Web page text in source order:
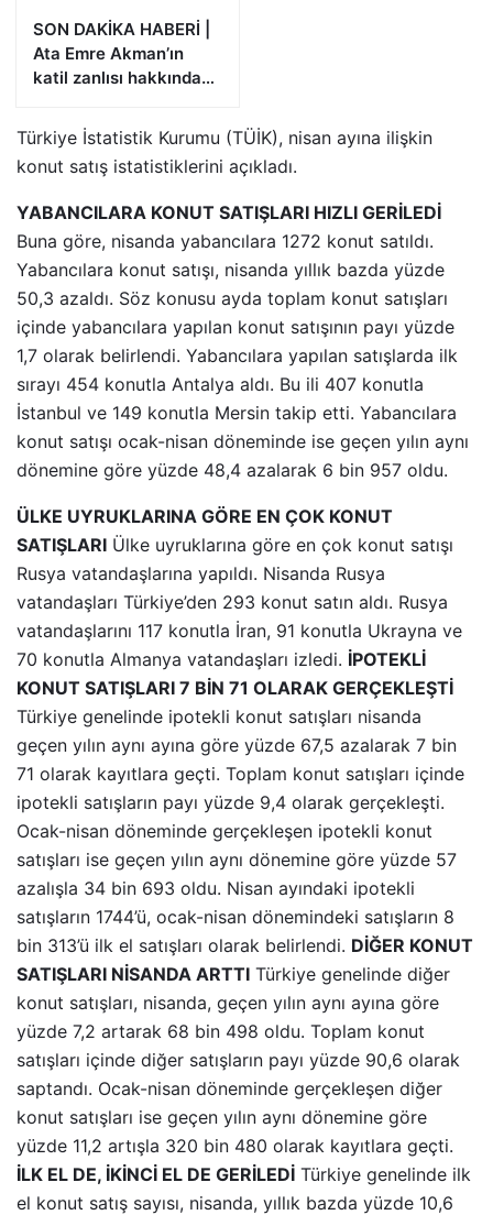
SON DAKİKA HABERİ |
Ata Emre Akman’ın
katil zanlısı hakkında
Türkiye İstatistik Kurumu (TÜİK), nisan ayına ilişkin
konut satış istatistiklerini açıkladı.
YABANCILARA KONUT SATIŞLARI HIZLI GERİLEDİ
Buna göre, nisanda yabancılara 1272 konut satıldı.
Yabancılara konut satışı, nisanda yıllık bazda yüzde
50,3 azaldı. Söz konusu ayda toplam konut satışları
içinde yabancılara yapılan konut satışının payı yüzde
1,7 olarak belirlendi. Yabancılara yapılan satışlarda ilk
sırayı 454 konutla Antalya aldı. Bu ili 407 konutla
İstanbul ve 149 konutla Mersin takip etti. Yabancılara
konut satışı ocak-nisan döneminde ise geçen yılın aynı
dönemine göre yüzde 48,4 azalarak 6 bin 957 oldu.
ÜLKE UYRUKLARINA GÖRE EN ÇOK KONUT
SATIŞLARI Ülke uyruklarına göre en çok konut satışı
Rusya vatandaşlarına yapıldı. Nisanda Rusya
vatandaşları Türkiye’den 293 konut satın aldı. Rusya
vatandaşlarını 117 konutla İran, 91 konutla Ukrayna ve
70 konutla Almanya vatandaşları izledi. İPOTEKLİ
KONUT SATIŞLARI 7 BİN 71 OLARAK GERÇEKLEŞTİ
Türkiye genelinde ipotekli konut satışları nisanda
geçen yılın aynı ayına göre yüzde 67,5 azalarak 7 bin
71 olarak kayıtlara geçti. Toplam konut satışları içinde
ipotekli satışların payı yüzde 9,4 olarak gerçekleşti.
Ocak-nisan döneminde gerçekleşen ipotekli konut
satışları ise geçen yılın aynı dönemine göre yüzde 57
azalışla 34 bin 693 oldu. Nisan ayındaki ipotekli
satışların 1744’ü, ocak-nisan dönemindeki satışların 8
bin 313’ü ilk el satışları olarak belirlendi. DİĞER KONUT
SATIŞLARI NİSANDA ARTTI Türkiye genelinde diğer
konut satışları, nisanda, geçen yılın aynı ayına göre
yüzde 7,2 artarak 68 bin 498 oldu. Toplam konut
satışları içinde diğer satışların payı yüzde 90,6 olarak
saptandı. Ocak-nisan döneminde gerçekleşen diğer
konut satışları ise geçen yılın aynı dönemine göre
yüzde 11,2 artışla 320 bin 480 olarak kayıtlara geçti.
İLK EL DE, İKİNCİ EL DE GERİLEDİ Türkiye genelinde ilk
el konut satış sayısı, nisanda, yıllık bazda yüzde 10,6